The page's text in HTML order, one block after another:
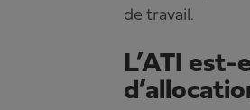
de travail.
L’ATI